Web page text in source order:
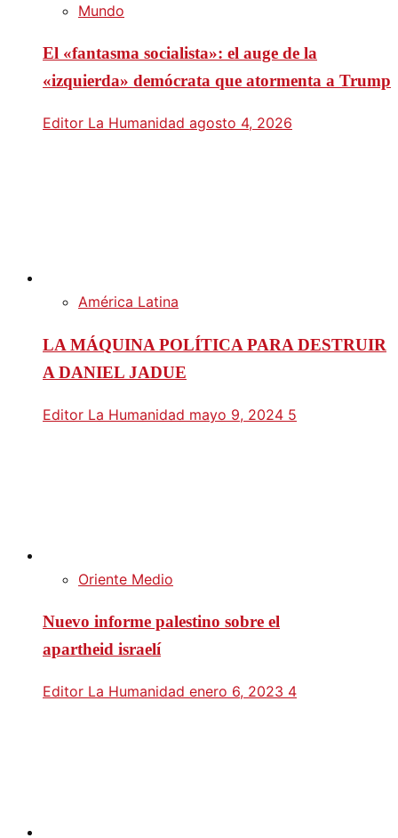
Mundo
El «fantasma socialista»: el auge de la
«izquierda» demócrata que atormenta a Trump
Editor La Humanidad agosto 4, 2026
América Latina
LA MÁQUINA POLÍTICA PARA DESTRUIR
A DANIEL JADUE
Editor La Humanidad mayo 9, 2024 5
Oriente Medio
Nuevo informe palestino sobre el
apartheid israelí
Editor La Humanidad enero 6, 2023 4